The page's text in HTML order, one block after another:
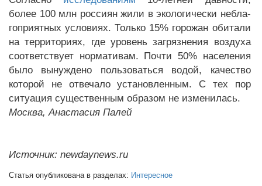
более 100 млн россиян жили в экологически небла­
гоприятных условиях. Только 15% горожан обитали
на тер­риториях, где уровень загрязнения воздуха
соответствует нормативам. Почти 50% населения
было вынуждено пользоваться водой, качество
которой не отвечало установленным. С тех пор
ситуация существенным образом не изменилась.
Москва, Анастасия Палей
Источник: newdaynews.ru
Статья опубликована в разделах: Интересное